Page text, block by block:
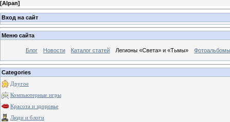
[Alpan]
Вход на сайт
Меню сайта
Блог Новости Каталог статей Легионы «Света» и «Тьмы» Фотоальбомы
Categories
Другое
Компьютерные игры
Красота и здоровье
Люди и блоги